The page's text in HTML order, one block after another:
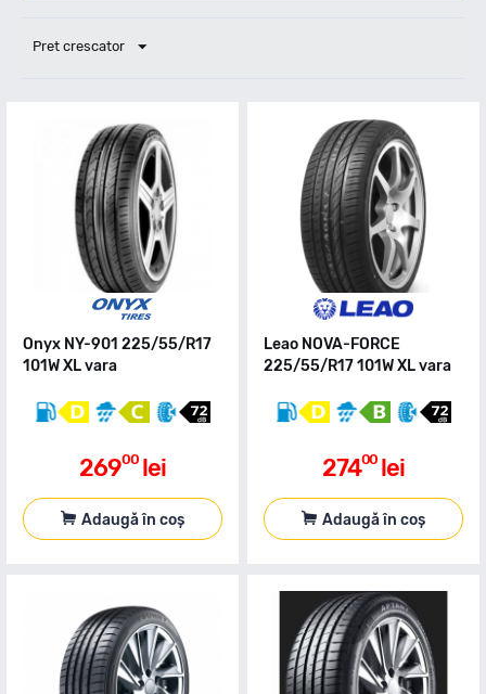
Pret crescator
Onyx NY-901 225/55/R17
101W XL vara
26900 lei
Adaugă în coș
Leao NOVA-FORCE
225/55/R17 101W XL vara
27400 lei
Adaugă în coș